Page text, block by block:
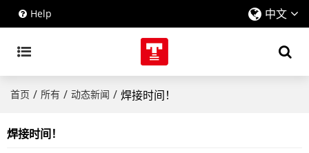
Help 中文
首页 / 所有 / 动态新闻 / 焊接时间！
焊接时间！